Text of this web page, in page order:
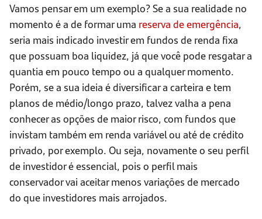
Vamos pensar em um exemplo? Se a sua realidade no
momento é a de formar uma reserva de emergência,
seria mais indicado investir em fundos de renda fixa
que possuam boa liquidez, já que você pode resgatar a
quantia em pouco tempo ou a qualquer momento.
Porém, se a sua ideia é diversificar a carteira e tem
planos de médio/longo prazo, talvez valha a pena
conhecer as opções de maior risco, com fundos que
invistam também em renda variável ou até de crédito
privado, por exemplo. Ou seja, novamente o seu perfil
de investidor é essencial, pois o perfil mais
conservador vai aceitar menos variações de mercado
do que investidores mais arrojados.